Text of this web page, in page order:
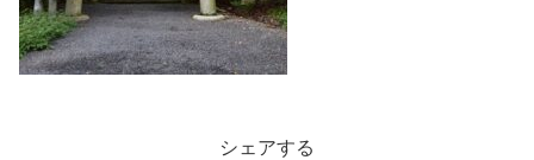
シェアする